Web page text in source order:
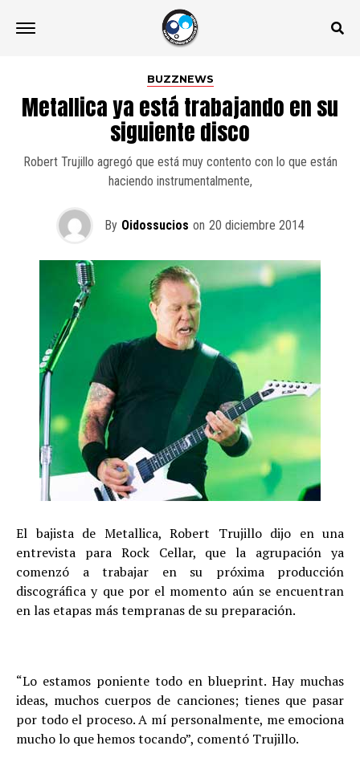
BUZZNEWS
Metallica ya está trabajando en su
siguiente disco
Robert Trujillo agregó que está muy contento con lo que están
haciendo instrumentalmente,
By Oidossucios on 20 diciembre 2014
El bajista de Metallica, Robert Trujillo dijo en una
entrevista para Rock Cellar, que la agrupación ya
comenzó a trabajar en su próxima producción
discográfica y que por el momento aún se encuentran
en las etapas más tempranas de su preparación.
“Lo estamos poniente todo en blueprint. Hay muchas
ideas, muchos cuerpos de canciones; tienes que pasar
por todo el proceso. A mí personalmente, me emociona
mucho lo que hemos tocando”, comentó Trujillo.